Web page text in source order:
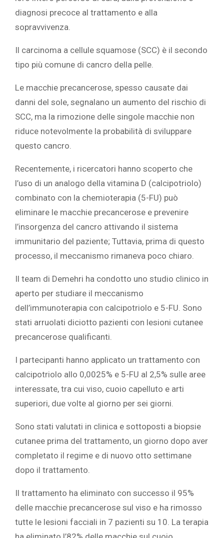
diagnosi precoce al trattamento e alla
sopravvivenza.
Il carcinoma a cellule squamose (SCC) è il secondo
tipo più comune di cancro della pelle.
Le macchie precancerose, spesso causate dai
danni del sole, segnalano un aumento del rischio di
SCC, ma la rimozione delle singole macchie non
riduce notevolmente la probabilità di sviluppare
questo cancro.
Recentemente, i ricercatori hanno scoperto che
l’uso di un analogo della vitamina D (calcipotriolo)
combinato con la chemioterapia (5-FU) può
eliminare le macchie precancerose e prevenire
l’insorgenza del cancro attivando il sistema
immunitario del paziente; Tuttavia, prima di questo
processo, il meccanismo rimaneva poco chiaro.
Il team di Demehri ha condotto uno studio clinico in
aperto per studiare il meccanismo
dell’immunoterapia con calcipotriolo e 5-FU. Sono
stati arruolati diciotto pazienti con lesioni cutanee
precancerose qualificanti.
I partecipanti hanno applicato un trattamento con
calcipotriolo allo 0,0025% e 5-FU al 2,5% sulle aree
interessate, tra cui viso, cuoio capelluto e arti
superiori, due volte al giorno per sei giorni.
Sono stati valutati in clinica e sottoposti a biopsie
cutanee prima del trattamento, un giorno dopo aver
completato il regime e di nuovo otto settimane
dopo il trattamento.
Il trattamento ha eliminato con successo il 95%
delle macchie precancerose sul viso e ha rimosso
tutte le lesioni facciali in 7 pazienti su 10. La terapia